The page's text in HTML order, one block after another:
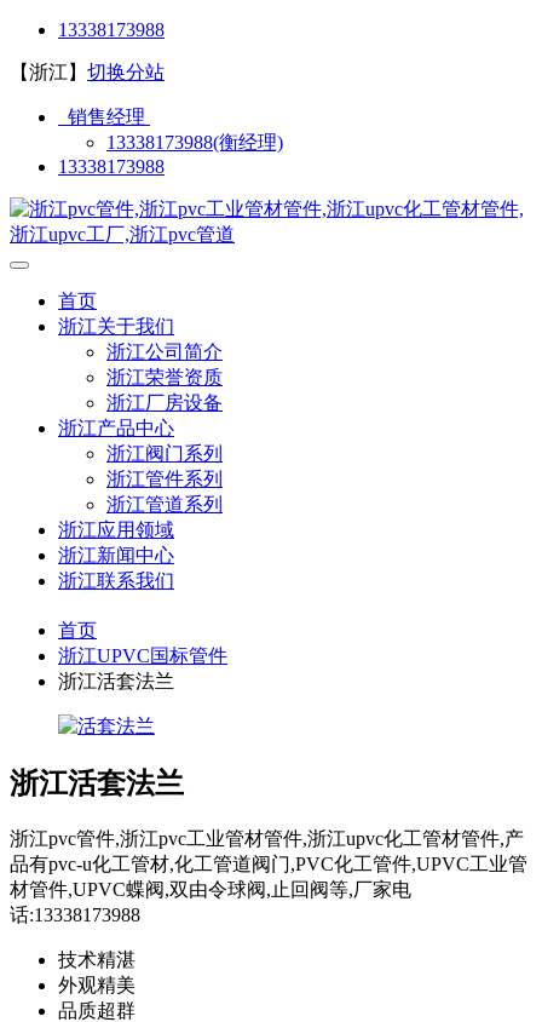
13338173988
【浙江】 切换分站
销售经理
13338173988(衡经理)
13338173988
首页
浙江关于我们
浙江公司简介
浙江荣誉资质
浙江厂房设备
浙江产品中心
浙江阀门系列
浙江管件系列
浙江管道系列
浙江应用领域
浙江新闻中心
浙江联系我们
首页
浙江UPVC国标管件
浙江活套法兰
浙江活套法兰
浙江pvc管件,浙江pvc工业管材管件,浙江upvc化工管材管件,产
品有pvc-u化工管材,化工管道阀门,PVC化工管件,UPVC工业管
材管件,UPVC蝶阀,双由令球阀,止回阀等,厂家电
话:13338173988
技术精湛
外观精美
品质超群